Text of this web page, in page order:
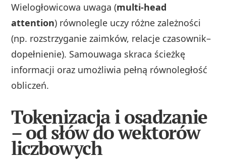
Wielogłowicowa uwaga (multi-head
attention) równolegle uczy różne zależności
(np. rozstrzyganie zaimków, relacje czasownik–
dopełnienie). Samouwaga skraca ścieżkę
informacji oraz umożliwia pełną równoległość
obliczeń.
Tokenizacja i osadzanie
– od słów do wektorów
liczbowych